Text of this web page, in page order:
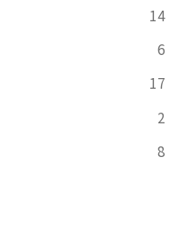
14
6
17
2
8